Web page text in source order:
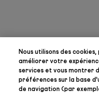
Nous utilisons des
améliorer votre
services et vous montrer
préférencessur la base
de navigation (par